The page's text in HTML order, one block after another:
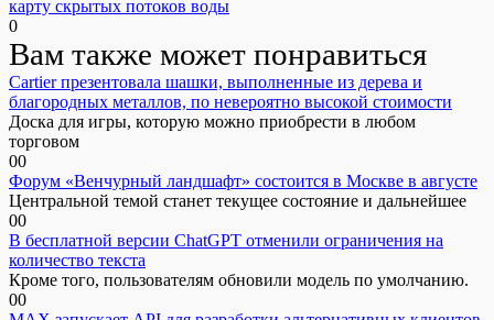
карту скрытых потоков воды
0
Вам также может понравиться
Cartier презентовала шашки, выполненные из дерева и
благородных металлов, по невероятно высокой стоимости
Доска для игры, которую можно приобрести в любом
торговом
00
Форум «Венчурный ландшафт» состоится в Москве в августе
Центральной темой станет текущее состояние и дальнейшее
00
В бесплатной версии ChatGPT отменили ограничения на
количество текста
Кроме того, пользователям обновили модель по умолчанию.
00